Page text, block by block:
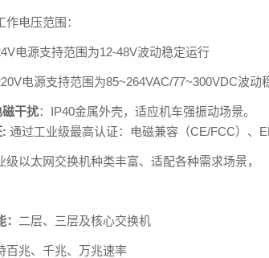
作电压范围：
电源支持范围为12-48V波动稳定运行
电源支持范围为85~264VAC/77~300VDC波动
干扰：IP40金属外壳，适应机车强振动场景。
: 通过工业级最高认证：电磁兼容（CE/FCC）、
级以太网交换机种类丰富、适配各种需求场景，
二层、三层及核心交换机
百兆、千兆、万兆速率